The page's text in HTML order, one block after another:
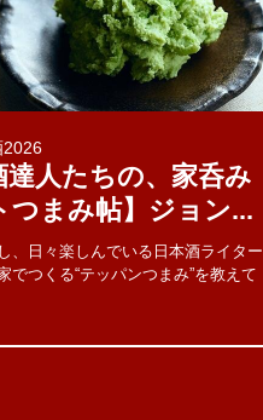
2026
達人たちの、家呑み
つまみ帖】ジョン...
、日々楽しんでいる日本酒ライター
でつくる“テッパンつまみ”を教えて